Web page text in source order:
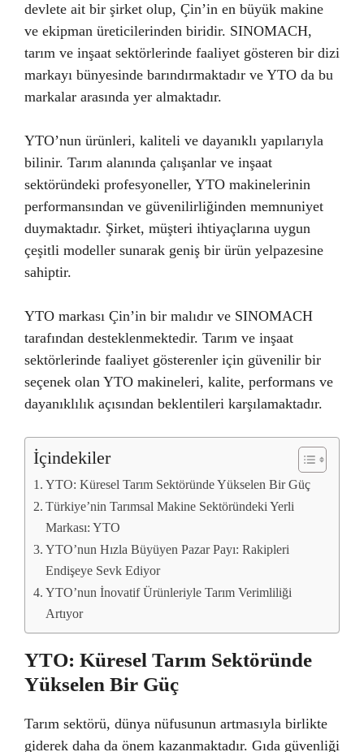
devlete ait bir şirket olup, Çin’in en büyük makine
ve ekipman üreticilerinden biridir. SINOMACH,
tarım ve inşaat sektörlerinde faaliyet gösteren bir dizi
markayı bünyesinde barındırmaktadır ve YTO da bu
markalar arasında yer almaktadır.
YTO’nun ürünleri, kaliteli ve dayanıklı yapılarıyla
bilinir. Tarım alanında çalışanlar ve inşaat
sektöründeki profesyoneller, YTO makinelerinin
performansından ve güvenilirliğinden memnuniyet
duymaktadır. Şirket, müşteri ihtiyaçlarına uygun
çeşitli modeller sunarak geniş bir ürün yelpazesine
sahiptir.
YTO markası Çin’in bir malıdır ve SINOMACH
tarafından desteklenmektedir. Tarım ve inşaat
sektörlerinde faaliyet gösterenler için güvenilir bir
seçenek olan YTO makineleri, kalite, performans ve
dayanıklılık açısından beklentileri karşılamaktadır.
İçindekiler
YTO: Küresel Tarım Sektöründe Yükselen Bir Güç
Türkiye’nin Tarımsal Makine Sektöründeki Yerli
Markası: YTO
YTO’nun Hızla Büyüyen Pazar Payı: Rakipleri
Endişeye Sevk Ediyor
YTO’nun İnovatif Ürünleriyle Tarım Verimliliği
Artıyor
YTO: Küresel Tarım Sektöründe
Yükselen Bir Güç
Tarım sektörü, dünya nüfusunun artmasıyla birlikte
giderek daha da önem kazanmaktadır. Gıda güvenliği